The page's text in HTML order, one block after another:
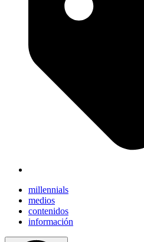
millennials
medios
contenidos
información